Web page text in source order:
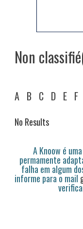
Non
A B C D E F
No Results
A Knoow é
permamente
falha em algum
informe para o mail